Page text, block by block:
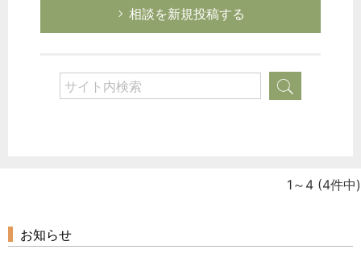
相談を新規投稿する
1～4 (4件中)
お知らせ